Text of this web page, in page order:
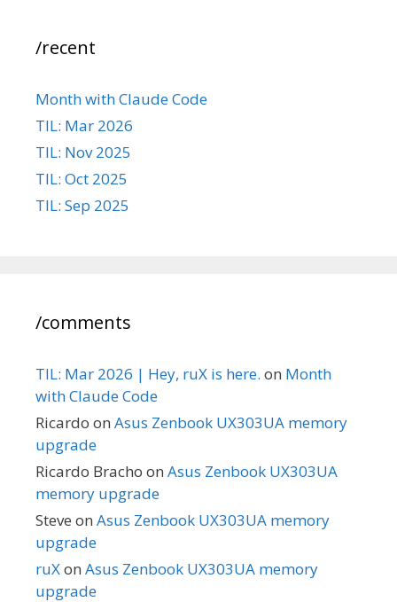
/recent
Month with Claude Code
TIL: Mar 2026
TIL: Nov 2025
TIL: Oct 2025
TIL: Sep 2025
/comments
TIL: Mar 2026 | Hey, ruX is here. on Month
with Claude Code
Ricardo on Asus Zenbook UX303UA memory
upgrade
Ricardo Bracho on Asus Zenbook UX303UA
memory upgrade
Steve on Asus Zenbook UX303UA memory
upgrade
ruXon Asus Zenbook UX303UA memory
upgrade